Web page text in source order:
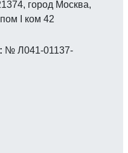
город Москва,
I ком 42
№ Л041-01137-